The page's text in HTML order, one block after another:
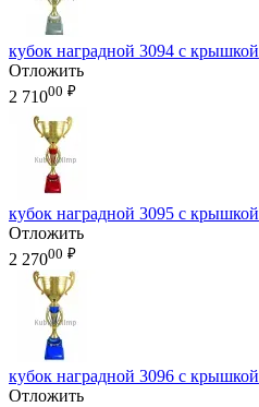
кубок наградной 3094 с крышкой
Отложить
2 71000 ₽
кубок наградной 3095 с крышкой
Отложить
2 27000 ₽
кубок наградной 3096 с крышкой
Отложить